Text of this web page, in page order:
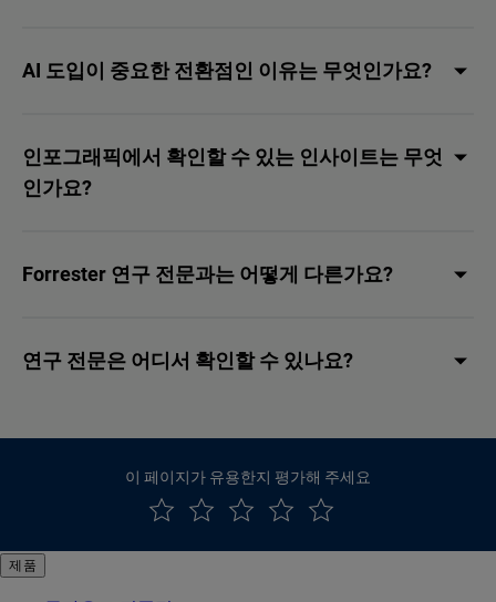
AI 도입이 중요한 전환점인 이유는 무엇인가요?
인포그래픽에서 확인할 수 있는 인사이트는 무엇
인가요?
Forrester 연구 전문과는 어떻게 다른가요?
연구 전문은 어디서 확인할 수 있나요?
이 페이지가 유용한지 평가해 주세요
제품